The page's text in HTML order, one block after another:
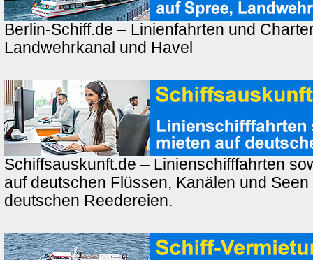
Berlin-Schiff.de – Linienfahrten und
Landwehrkanal und Havel
Schiffsauskunft.de – Linienschifffahrten
auf deutschen Flüssen, Kanälen und
deutschen Reedereien.